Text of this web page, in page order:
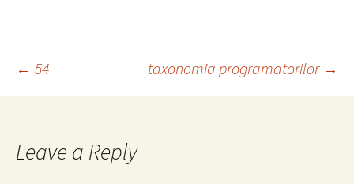
Post
← 54 taxonomia programatorilor →
Leave a Reply